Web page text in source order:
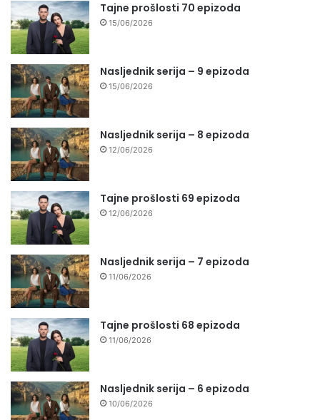
Tajne prošlosti 70 epizoda
15/06/2026
Nasljednik serija – 9 epizoda
15/06/2026
Nasljednik serija – 8 epizoda
12/06/2026
Tajne prošlosti 69 epizoda
12/06/2026
Nasljednik serija – 7 epizoda
11/06/2026
Tajne prošlosti 68 epizoda
11/06/2026
Nasljednik serija – 6 epizoda
10/06/2026